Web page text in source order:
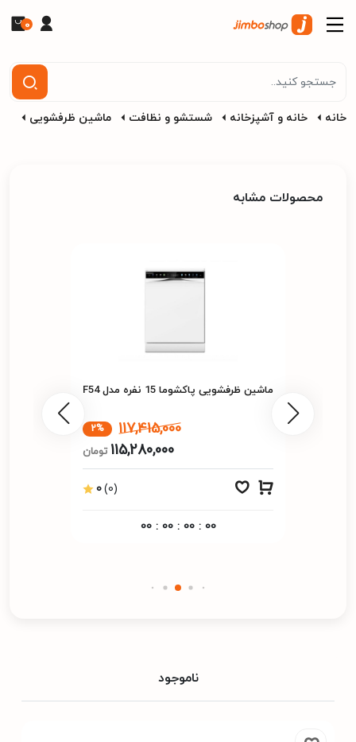
0
خانه خانه و آشپزخانه شستشو و نظافت ماشین ظرفشویی
محصولات مشابه
ماشین ظرفشویی پاکشوما 15 نفره مدل F54
117,415,000
2%
115,280,000 تومان
0(0)
00 : 00 : 00 : 00
ناموجود